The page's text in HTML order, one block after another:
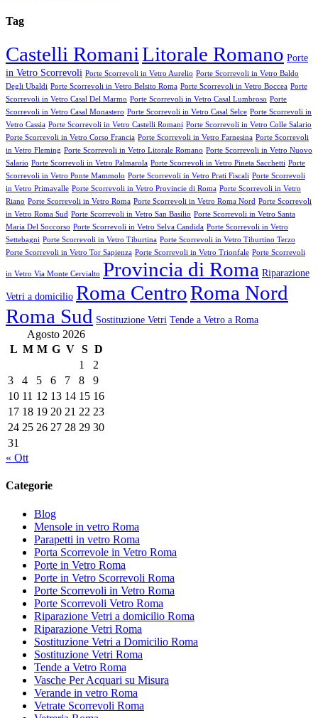
Tag
Castelli RomaniLitorale Romano Porte
in Vetro Scorrevoli Porte Scorrevoli in Vetro Aurelio Porte Scorrevoli in Vetro Baldo
Degli Ubaldi Porte Scorrevoli in Vetro Belsito Roma Porte Scorrevoli in Vetro Boccea Porte
Scorrevoli in Vetro Casal Del Marmo Porte Scorrevoli in Vetro Casal Lumbroso Porte
Scorrevoli in Vetro Casal Monastero Porte Scorrevoli in Vetro Casal Selce Porte Scorrevoli in
Vetro Cassia Porte Scorrevoli in Vetro Castelli Romani Porte Scorrevoli in Vetro Colle Salario
Porte Scorrevoli in Vetro Corso Francia Porte Scorrevoli in Vetro Farnesina Porte Scorrevoli
in Vetro Fleming Porte Scorrevoli in Vetro Litorale Romano Porte Scorrevoli in Vetro Nuovo
Salario Porte Scorrevoli in Vetro Palmarola Porte Scorrevoli in Vetro Pineta Sacchetti Porte
Scorrevoli in Vetro Ponte Mammolo Porte Scorrevoli in Vetro Prati Fiscali Porte Scorrevoli
in Vetro Primavalle Porte Scorrevoli in Vetro Provincie di Roma Porte Scorrevoli in Vetro
Riano Porte Scorrevoli in Vetro Roma Porte Scorrevoli in Vetro Roma Nord Porte Scorrevoli
in Vetro Roma Sud Porte Scorrevoli in Vetro San Basilio Porte Scorrevoli in Vetro Santa
Maria Del Soccorso Porte Scorrevoli in Vetro Selva Candida Porte Scorrevoli in Vetro
Settebagni Porte Scorrevoli in Vetro Tiburtina Porte Scorrevoli in Vetro Tiburtino Terzo
Porte Scorrevoli in Vetro Tor Sapienza Porte Scorrevoli in Vetro Trionfale Porte Scorrevoli
in Vetro Via Monte Cervialto Provincia di Roma Riparazione
Vetri a domicilio Roma CentroRoma Nord
Roma Sud Sostituzione Vetri Tende a Vetro a Roma
Agosto 2026
L M M G V S D
1
2
3
4 5 6 7 8
9
10 11 12 13 14 15 16
17 18 19 20 21 22 23
24 25 26 27 28 29 30
31
« Ott
Categorie
Blog
Mensole in vetro Roma
Parapetti in vetro Roma
Porta Scorrevole in Vetro Roma
Porte in Vetro Roma
Porte in Vetro Scorrevoli Roma
Porte Scorrevoli in Vetro Roma
Porte Scorrevoli Vetro Roma
Riparazione Vetri a domicilio Roma
Riparazione Vetri Roma
Sostituzione Vetri a Domicilio Roma
Sostituzione Vetri Roma
Tende a Vetro Roma
Vasche Per Acquari su Misura
Verande in vetro Roma
Vetrate Scorrevoli Roma